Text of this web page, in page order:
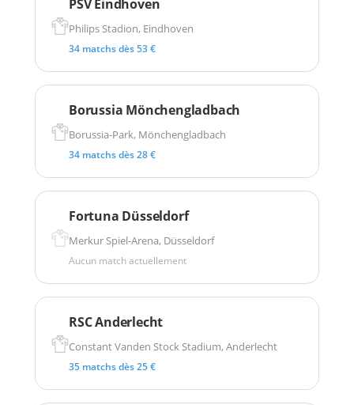
PSV Eindhoven
Philips Stadion, Eindhoven
34 matchs dès 53 €
Borussia Mönchengladbach
Borussia-Park, Mönchengladbach
34 matchs dès 28 €
Fortuna Düsseldorf
Merkur Spiel-Arena, Düsseldorf
Aucun match actuellement
RSC Anderlecht
Constant Vanden Stock Stadium, Anderlecht
35 matchs dès 25 €